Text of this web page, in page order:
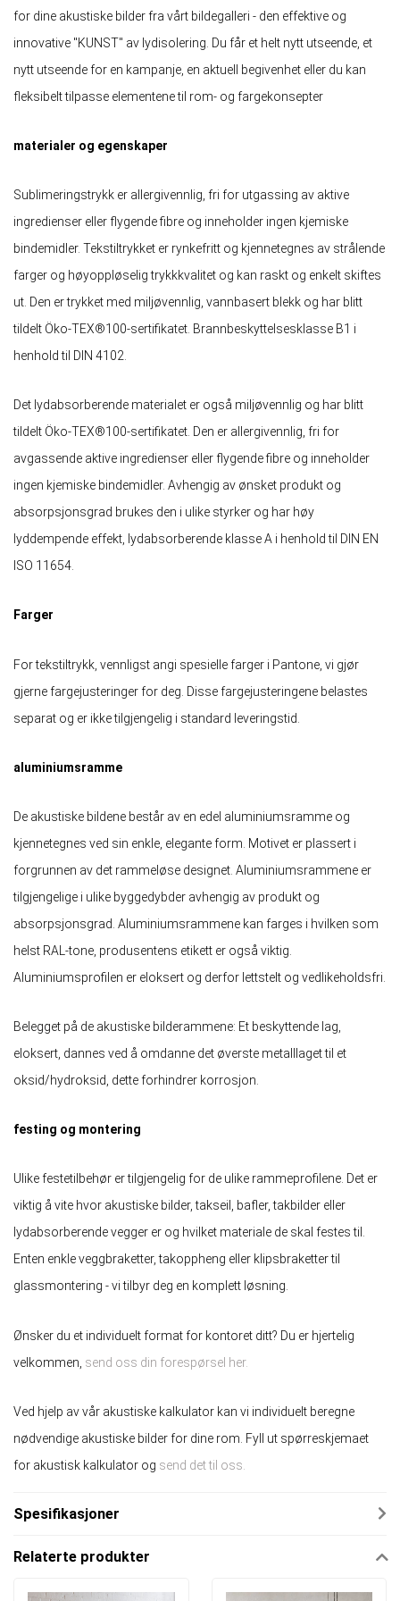
for dine akustiske bilder fra vårt bildegalleri - den effektive og
innovative "KUNST" av lydisolering. Du får et helt nytt utseende, et
nytt utseende for en kampanje, en aktuell begivenhet eller du kan
fleksibelt tilpasse elementene til rom- og fargekonsepter
materialer og egenskaper
Sublimeringstrykk er allergivennlig, fri for utgassing av aktive
ingredienser eller flygende fibre og inneholder ingen kjemiske
bindemidler. Tekstiltrykket er rynkefritt og kjennetegnes av strålende
farger og høyoppløselig trykkkvalitet og kan raskt og enkelt skiftes
ut. Den er trykket med miljøvennlig, vannbasert blekk og har blitt
tildelt Öko-TEX®100-sertifikatet. Brannbeskyttelsesklasse B1 i
henhold til DIN 4102.
Det lydabsorberende materialet er også miljøvennlig og har blitt
tildelt Öko-TEX®100-sertifikatet. Den er allergivennlig, fri for
avgassende aktive ingredienser eller flygende fibre og inneholder
ingen kjemiske bindemidler. Avhengig av ønsket produkt og
absorpsjonsgrad brukes den i ulike styrker og har høy
lyddempende effekt, lydabsorberende klasse A i henhold til DIN EN
ISO 11654.
Farger
For tekstiltrykk, vennligst angi spesielle farger i Pantone, vi gjør
gjerne fargejusteringer for deg. Disse fargejusteringene belastes
separat og er ikke tilgjengelig i standard leveringstid.
aluminiumsramme
De akustiske bildene består av en edel aluminiumsramme og
kjennetegnes ved sin enkle, elegante form. Motivet er plassert i
forgrunnen av det rammeløse designet. Aluminiumsrammene er
tilgjengelige i ulike byggedybder avhengig av produkt og
absorpsjonsgrad. Aluminiumsrammene kan farges i hvilken som
helst RAL-tone, produsentens etikett er også viktig.
Aluminiumsprofilen er eloksert og derfor lettstelt og vedlikeholdsfri.
Belegget på de akustiske bilderammene: Et beskyttende lag,
eloksert, dannes ved å omdanne det øverste metalllaget til et
oksid/hydroksid, dette forhindrer korrosjon.
festing og montering
Ulike festetilbehør er tilgjengelig for de ulike rammeprofilene. Det er
viktig å vite hvor akustiske bilder, takseil, bafler, takbilder eller
lydabsorberende vegger er og hvilket materiale de skal festes til.
Enten enkle veggbraketter, takoppheng eller klipsbraketter til
glassmontering - vi tilbyr deg en komplett løsning.
Ønsker du et individuelt format for kontoret ditt? Du er hjertelig
velkommen, send oss ​​din forespørsel her.
Ved hjelp av vår akustiske kalkulator kan vi individuelt beregne
nødvendige akustiske bilder for dine rom. Fyll ut spørreskjemaet
for akustisk kalkulator og send det til oss.
Spesifikasjoner
Relaterte produkter